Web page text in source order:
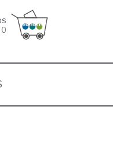
0